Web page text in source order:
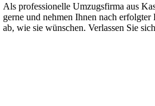
Als professionelle Umzugsfirma aus
gerne und nehmen Ihnen nach
ab, wie sie wünschen. Verlassen Sie